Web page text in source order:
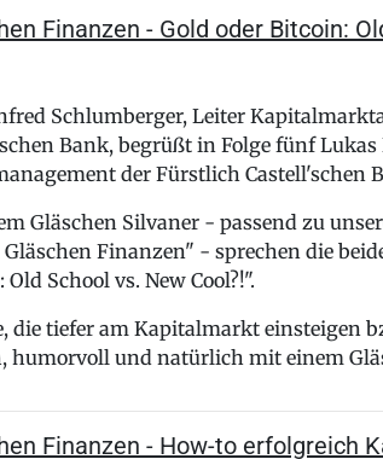
Finanzen - Gold oder Bitcoin:
Schlumberger, Leiter
Bank, begrüßt in Folge fünf Lukas
der Fürstlich Castell'schen
Gläschen Silvaner - passend zu
Finanzen" - sprechen die
School vs. New Cool?!".
die tiefer am Kapitalmarkt einsteigen
humorvoll und natürlich mit einem
Finanzen - How-to erfolgreich